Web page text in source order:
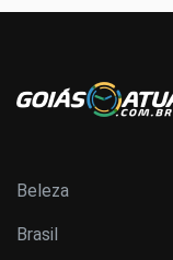
Beleza
Brasil